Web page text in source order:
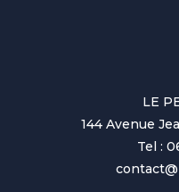
LE
144 Avenue
Tel :